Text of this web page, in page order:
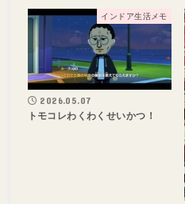
インドア生活メモ
2026.05.07
トモコレわくわくせいかつ！